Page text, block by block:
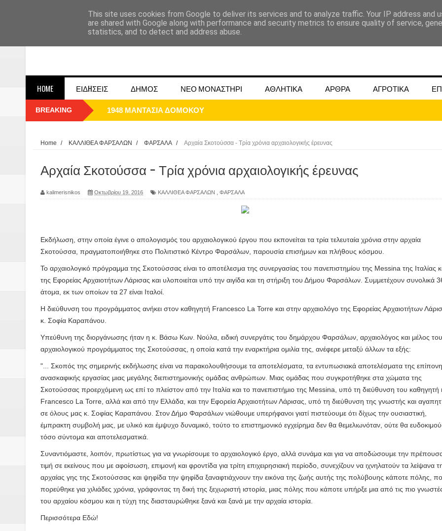
HOME ΕΙΔHΣΕΙΣ ΔΗΜΟΣ ΝΕΟ ΜΟΝΑΣΤΗΡΙ ΑΘΛΗΤΙΚΑ ΑΡΘΡΑ ΑΓΡΟΤΙΚΑ
BREAKING ΟΙ ΕΚΔΗΛΩΣΕΙΣ ΤΟΥ ΔΗΜΟΥ ΔΟΜΟΚΟΥ ΓΙΑ ΜΑΙΟ ΚΑΙ ΙΟΥΝΙΟ 2024
ΝΟΕΜΒΡΙΟΣ 1943 80 χρόνια από το κάψιμο των χωριών της Λίμνης Πλαστήρα από Ιταλούς και
κατακτητές
Πρωτάθλημα με την Αυστρία!
Ξεκινούν οι αιτήσεις συμμετοχής στο Διαγωνισμό Ιδεών - Hackathon που διοργανώνει η
τη διαμόρφωση - επεξεργασία πρωτότυπων ιδεών στους τομείς της περιβαλλοντικής
ανθεκτικότητας έναντι των επιπτώσεων της κλιματικής αλλαγής
ΠΡΟΚΗΡΥΞΗ ΑΝΟΙΚΤΟΥ ΗΛΕΚΤΡΟΝΙΚΟΥ ΔΙΑΓΩΝΙΣΜΟΥ «ΛΕΙΤΟΥΡΓΙΑ ΒΙΟΚΑ ΧΥΤΑ
Βάιος Γκανής Δομοκός : Δύο μήνες μετά τις πλημμύρες και κινδυνεύουμε να
Επικύρωση των αποτελεσμάτων των δημοτικών εκλογών που έλαβαν χώρα την 8η Οκτωβρίου
ΔΙΑΚΟΠΕΣ ΡΕΥΜΑΤΟΣ ΣΤΗΝ ΔΕΗ
ΕΙΔΩΛΙΑ Από ΠΡΟΕΡΝΑ Ναός Δήμητρας
ΤΟ ΙΕΡΟ ΤΗΣ ΘΕΑΣ ΔΗΜΗΤΡΑΣ ΣΤΗΝ ΠΡΟΕΡΝΑ ΣΤΟ ΝΕΟ ΜΟΝΑΣΤΉΡΙ
H MAXH ΣTO ΝΤΟΜΠΡΟΥΖΗ
Home / ΚΑΛΛΙΘΕΑ ΦΑΡΣΑΛΩΝ / ΦΑΡΣΑΛΑ / Αρχαία Σκοτούσσα - Τρία χρόνια αρχαιολογικής έρευνας
Αρχαία Σκοτούσσα - Τρία χρόνια αρχαιολογικής έρευνας
kalimerisnikos Οκτωβρίου 19, 2016 ΚΑΛΛΙΘΕΑ ΦΑΡΣΑΛΩΝ ΦΑΡΣΑΛΑ
Εκδήλωση, στην οποία έγινε ο απολογισμός του αρχαιολογικού έργου που εκπονείται τα τρία τελευταία χρόνια στην αρχαία
Σκοτούσσα, πραγματοποιήθηκε στο Πολιτιστικό Κέντρο Φαρσάλων, παρουσία επισήμων και πλήθους κόσμου.
Το αρχαιολογικό πρόγραμμα της Σκοτούσσας είναι το αποτέλεσμα της συνεργασίας του πανεπιστημίου της Messina της Ιταλίας
της Εφορείας Αρχαιοτήτων Λάρισας και υλοποιείται υπό την αιγίδα και τη στήριξη του Δήμου Φαρσάλων. Συμμετέχουν συνολικά
άτομα, εκ των οποίων τα 27 είναι Ιταλοί.
Η διεύθυνση του προγράμματος ανήκει στον καθηγητή Francesco La Torre και στην αρχαιολόγο της Εφορείας Αρχαιοτήτων
κ. Σοφία Καραπάνου.
Υπεύθυνη της διοργάνωσης ήταν η κ. Βάσω Κων. Νούλα, ειδική συνεργάτις του δημάρχου Φαρσάλων, αρχαιολόγος και μέλος του
αρχαιολογικού προγράμματος της Σκοτούσσας, η οποία κατά την εναρκτήρια ομιλία της, ανέφερε μεταξύ άλλων τα εξής:
"... Σκοπός της σημερινής εκδήλωσης είναι να παρακολουθήσουμε τα αποτελέσματα, τα εντυπωσιακά αποτελέσματα της
ανασκαφικής εργασίας μιας μεγάλης διεπιστημονικής ομάδας ανθρώπων. Μιας ομάδας που συγκροτήθηκε στα χώματα της
Σκοτούσσας προερχόμενη ως επί το πλείστον από την Ιταλία και το πανεπιστήμιο της Messina, υπό τη διεύθυνση του καθηγητή
Francesco La Torre, αλλά και από την Ελλάδα, και την Εφορεία Αρχαιοτήτων Λάρισας, υπό τη διεύθυνση της γνωστής και
σε όλους μας κ. Σοφίας Καραπάνου. Στον Δήμο Φαρσάλων νιώθουμε υπερήφανοι γιατί πιστεύουμε ότι δίχως την ουσιαστική,
έμπρακτη συμβολή μας, με υλικό και έμψυχο δυναμικό, τούτο το επιστημονικό εγχείρημα δεν θα θεμελιωνόταν, ούτε θα
τόσο σύντομα και αποτελεσματικά.
Συναντιόμαστε, λοιπόν, πρωτίστως για να γνωρίσουμε το αρχαιολογικό έργο, αλλά συνάμα και για να αποδώσουμε την
τιμή σε εκείνους που με αφοίσωση, επιμονή και φροντίδα για τρίτη επιχειρησιακή περίοδο, συνεχίζουν να ιχνηλατούν τα λείψανα
αρχαίας γης της Σκοτούσσας και ψηφίδα την ψηφίδα ξαναφτιάχνουν την εικόνα της ζωής αυτής της πολύβουης κάποτε πόλης,
πορεύθηκε για χιλιάδες χρόνια, γράφοντας τη δική της ξεχωριστή ιστορία, μιας πόλης που κάποτε υπήρξε μια από τις πιο
του αρχαίου κόσμου και η τύχη της διασταυρώθηκε ξανά και ξανά με την αρχαία ιστορία.
Περισσότερα Εδώ!
This site uses cookies from Google to deliver its services and to analyze traffic. Your IP address and
are shared with Google along with performance and security metrics to ensure quality of service,
statistics, and to detect and address abuse.